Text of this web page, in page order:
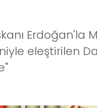
Erdoğan'la
eleştirilen